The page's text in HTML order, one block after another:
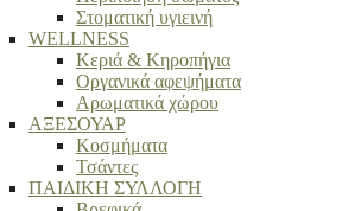
Στοματική υγιεινή
WELLNESS
Κεριά & Κηροπήγια
Οργανικά αφεψήματα
Αρωματικά χώρου
ΑΞΕΣΟΥΑΡ
Κοσμήματα
Τσάντες
ΠΑΙΔΙΚΗ ΣΥΛΛΟΓΗ